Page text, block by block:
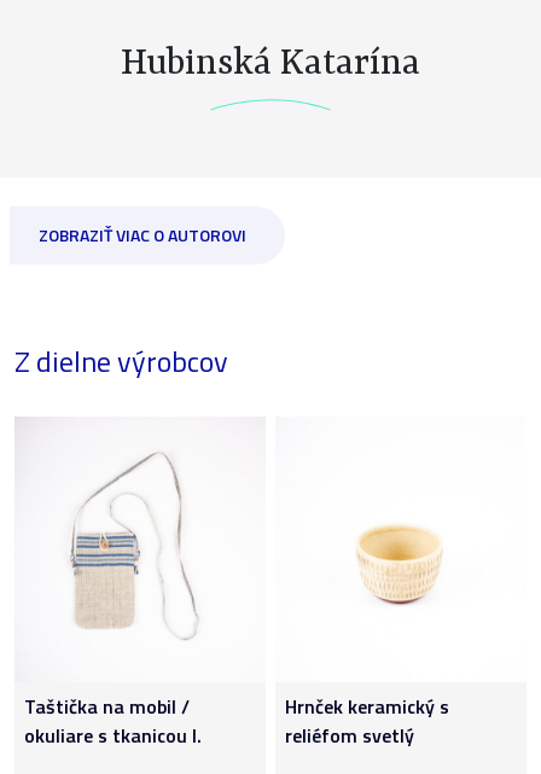
Hubinská Katarína
ZOBRAZIŤ VIAC O AUTOROVI
Z dielne výrobcov
Taštička na mobil /
okuliare s tkanicou I.
Hrnček keramický s
reliéfom svetlý